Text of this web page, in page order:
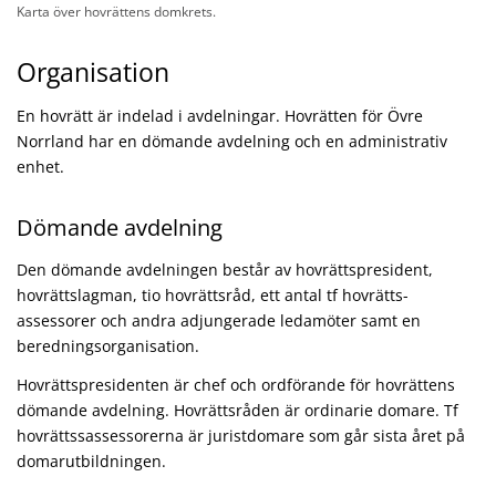
Karta över hovrättens domkrets.
Organisation
En hovrätt är indelad i avdelningar. Hovrätten för Övre
Norrland har en dömande avdelning och en administrativ
enhet.
Dömande avdelning
Den dömande avdelningen består av hovrättspresident,
hovrättslagman­, tio hovrättsråd, ett antal tf hovrätts­
assessorer och andra adjungerade ledamöter samt en
berednings­organisation.
Hovrättspresidenten är chef och ordförande för hovrättens
dömande avdelning. Hovrättsråden är ordinarie domare. Tf
hovrättssassessorerna är juristdomare som går sista året på
domarutbildningen.